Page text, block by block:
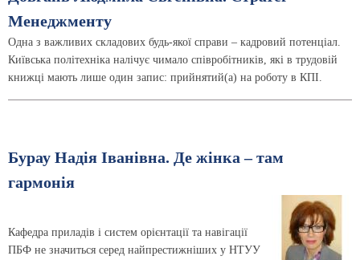
Менеджменту
Одна з важливих складових будь-якої справи – кадровий потенціал.
Київська політехніка налічує чимало співробітників, які в трудовій
книжці мають лише один запис: прийнятий(а) на роботу в КПІ.
Бурау Надія Іванівна. Де жінка – там
гармонія
Кафедра приладів і систем орієнтації та навігації
ПБФ не значиться серед найпрестижніших у НТУУ